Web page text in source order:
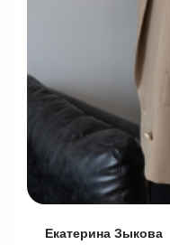
Екатерина Зыкова